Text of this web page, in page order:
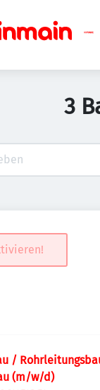
3
/
(m/w/d)